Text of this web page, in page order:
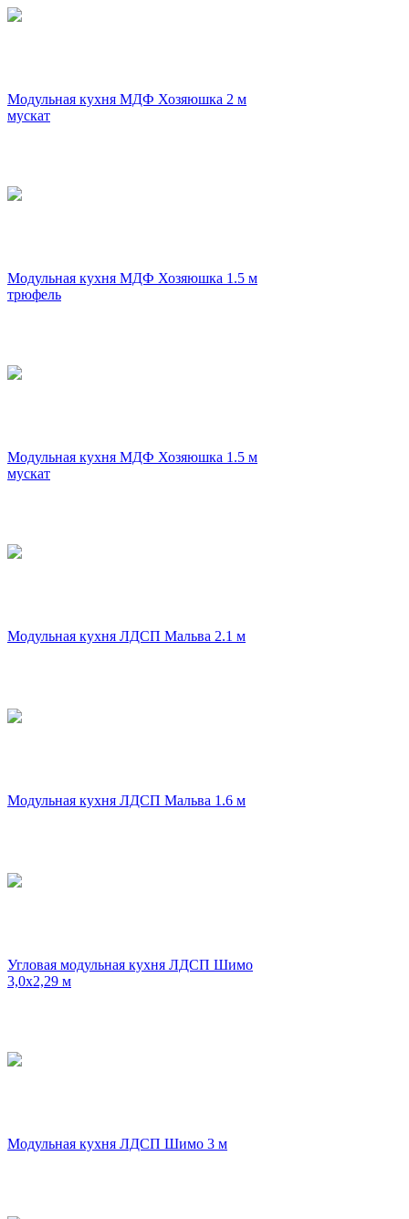
Модульная кухня МДФ Хозяюшка 2 м
мускат
Модульная кухня МДФ Хозяюшка 1.5 м
трюфель
Модульная кухня МДФ Хозяюшка 1.5 м
мускат
Модульная кухня ЛДСП Мальва 2.1 м
Модульная кухня ЛДСП Мальва 1.6 м
Угловая модульная кухня ЛДСП Шимо
3,0х2,29 м
Модульная кухня ЛДСП Шимо 3 м